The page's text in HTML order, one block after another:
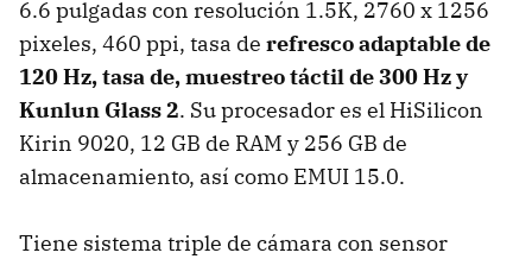
6.6 pulgadas con resolución 1.5K, 2760 x 1256
pixeles, 460 ppi, tasa de refresco adaptable de
120 Hz, tasa de, muestreo táctil de 300 Hz y
Kunlun Glass 2. Su procesador es el HiSilicon
Kirin 9020, 12 GB de RAM y 256 GB de
almacenamiento, así como EMUI 15.0.
Tiene sistema triple de cámara con sensor